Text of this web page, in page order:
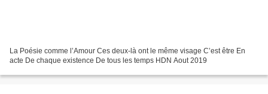
La Poésie comme l’Amour Ces deux-là ont le même visage C’est être En
acte De chaque existence De tous les temps HDN Aout 2019